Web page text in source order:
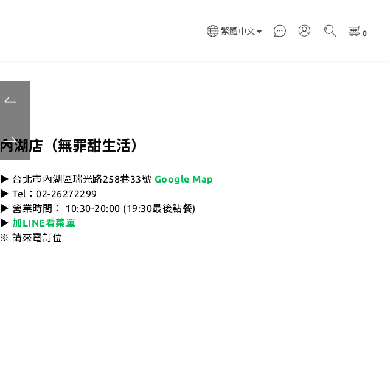
繁體中文
內湖店（無罪甜生活）
▶ 台北市內湖區瑞光路258巷33號 Google Map
▶ Tel：02-26272299
▶ 營業時間： 10:30-20:00 (19:30最後點餐)
▶ 加LINE看菜單
※ 請來電訂位